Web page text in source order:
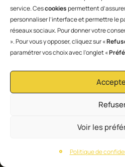
service. Cescookiespermettent
personnaliser l’interface et permettre le
réseaux sociaux. Pour donner votre
». Pour vous y opposer, cliquez sur «
paramétrer vos choix avec l'onglet «
Voir les
Politique de